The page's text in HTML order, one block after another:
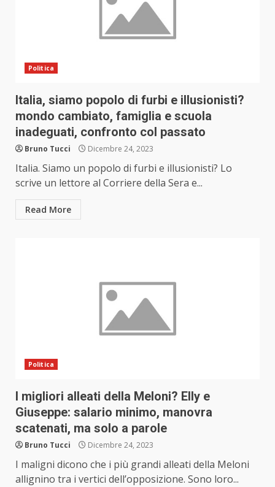
Politica
Italia, siamo popolo di furbi e illusionisti?
mondo cambiato, famiglia e scuola
inadeguati, confronto col passato
Bruno Tucci Dicembre 24, 2023
Italia. Siamo un popolo di furbi e illusionisti? Lo
scrive un lettore al Corriere della Sera e...
Read More
Politica
I migliori alleati della Meloni? Elly e
Giuseppe: salario minimo, manovra
scatenati, ma solo a parole
Bruno Tucci Dicembre 24, 2023
I maligni dicono che i più grandi alleati della Meloni
allignino tra i vertici dell’opposizione. Sono loro...